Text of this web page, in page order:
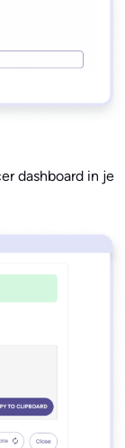
dashboard in je